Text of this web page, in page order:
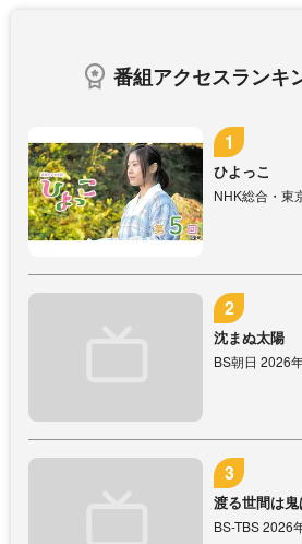
番組アクセスランキ
ひよっこ
NHK総合・東
沈まぬ太陽
BS朝日 2026
渡る世間は
BS-TBS 2026